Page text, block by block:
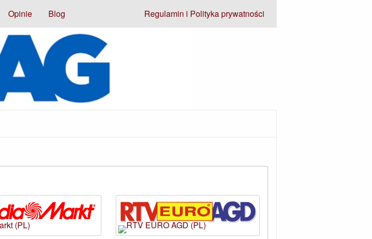
Opinie Blog Regulamin i Polityka prywatności